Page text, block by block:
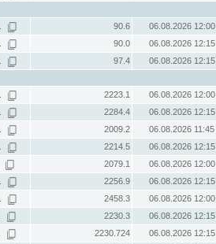
90.6
06.08.2026 12:00
90.0
06.08.2026 12:15
97.4
06.08.2026 12:15
2223.1
06.08.2026 12:00
2284.4
06.08.2026 12:15
2009.2
06.08.2026 11:45
2214.5
06.08.2026 12:15
2079.1
06.08.2026 12:00
2256.9
06.08.2026 12:15
2458.3
06.08.2026 12:00
2230.3
06.08.2026 12:15
2230.724
06.08.2026 12:15